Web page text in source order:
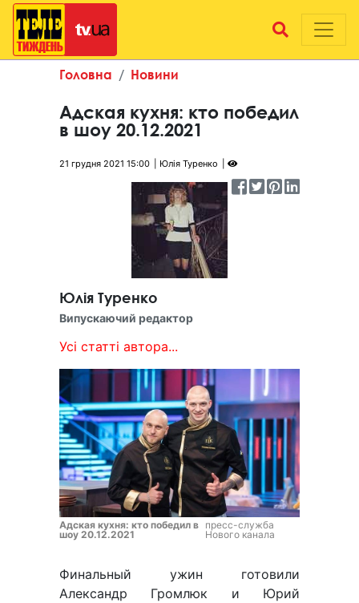
Головна Новини
Адская кухня: кто победил
в шоу 20.12.2021
21 грудня 2021 15:00 Юлія Туренко
Юлія Туренко
Випускаючий редактор
Усі статті автора...
Адская кухня: кто победил в
шоу 20.12.2021
пресс-служба
Нового канала
Финальный ужин готовили
Александр Громлюк и Юрий